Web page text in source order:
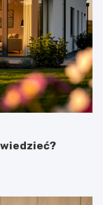
wiedzieć?